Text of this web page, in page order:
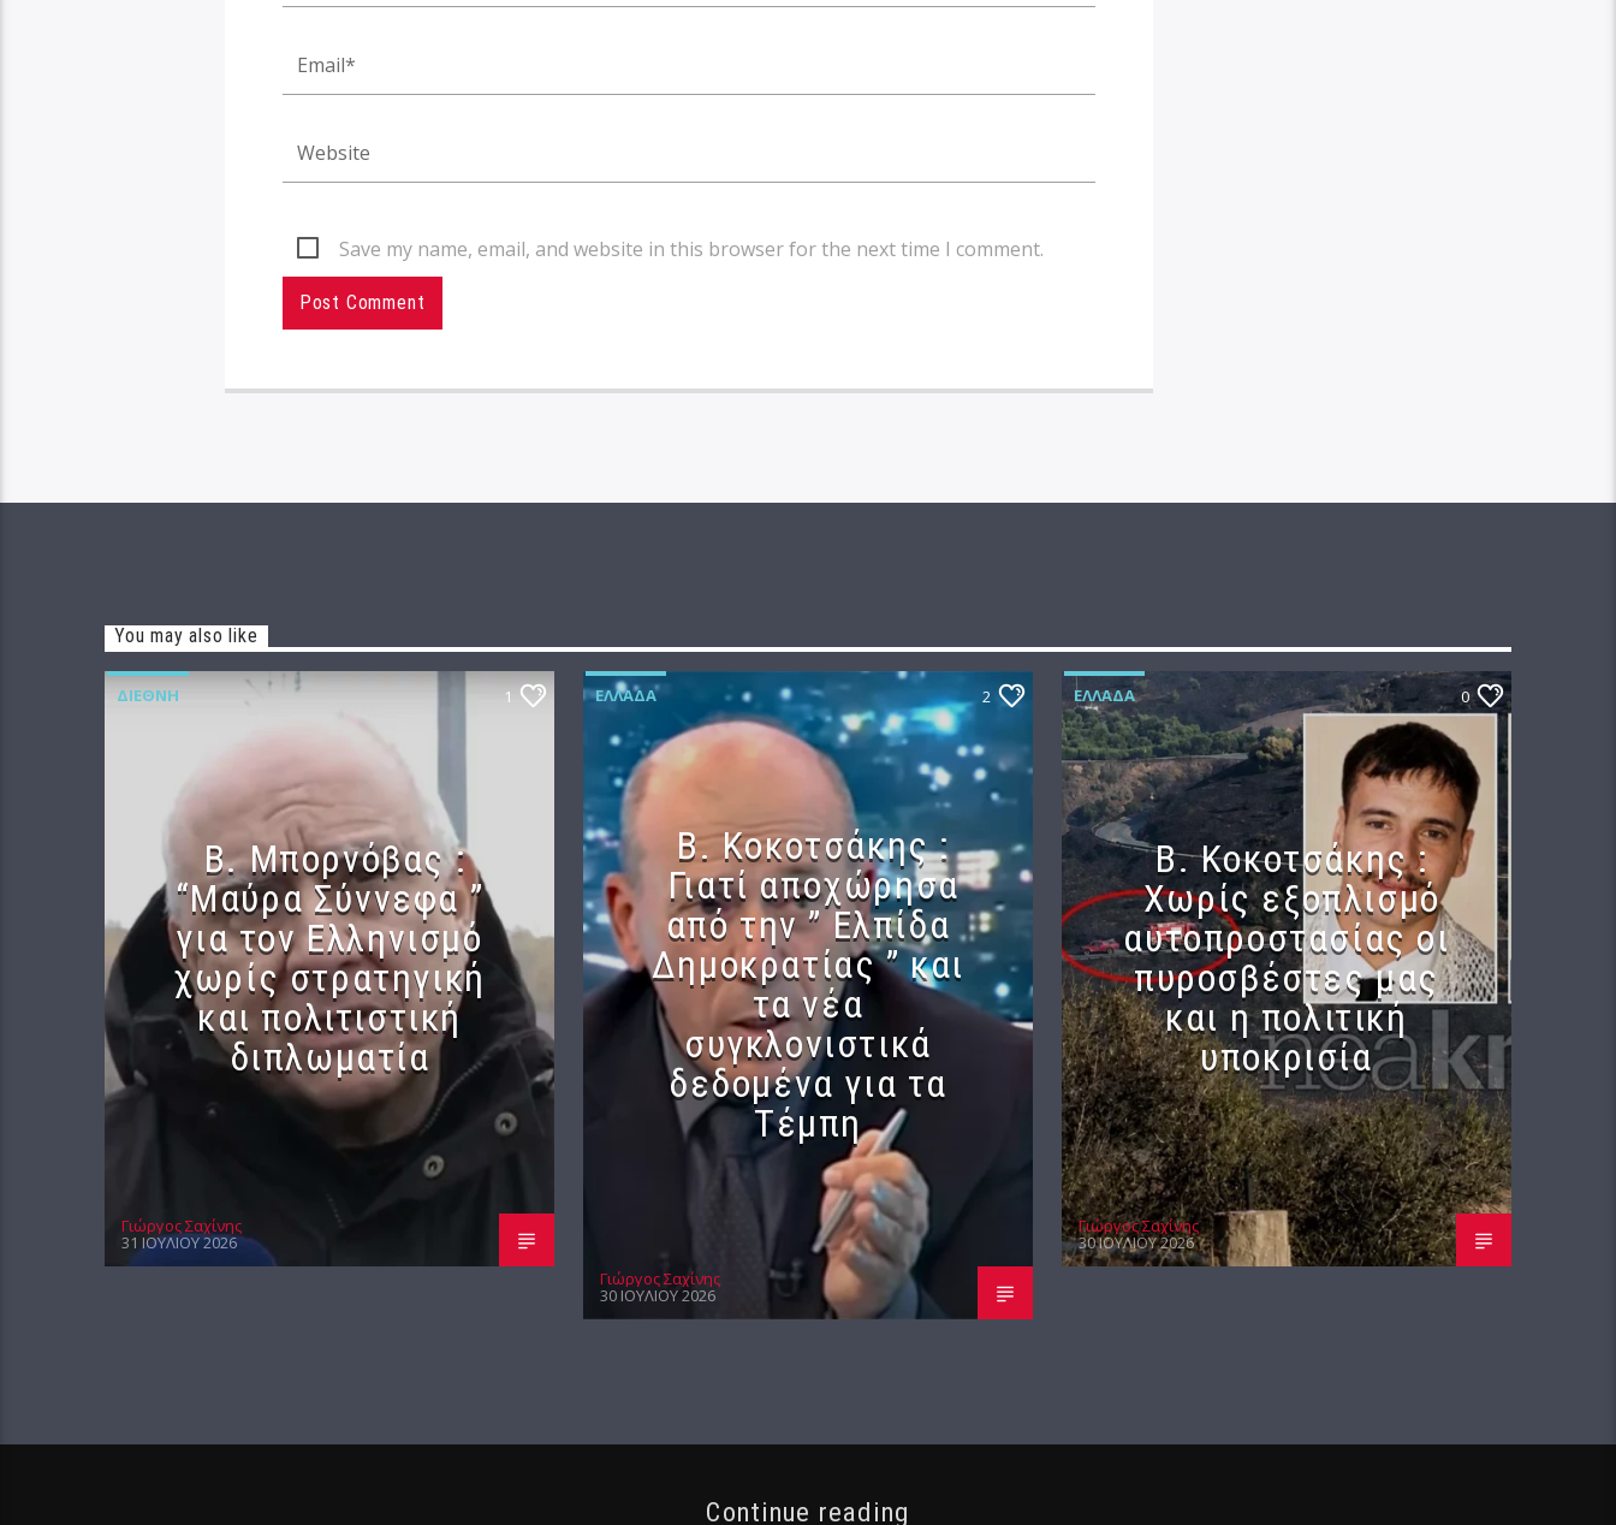
Save my name, email, and website in this browser for the next time I comment.
You may also like
ΔΙΕΘΝΉ 1
B. Μπορνόβας :
“Μαύρα Σύννεφα ”
για τον Ελληνισμό
χωρίς στρατηγική
και πολιτιστική
διπλωματία
Γιώργος Σαχίνης
31 ΙΟΥΛΊΟΥ 2026
ΕΛΛΆΔΑ 2
Β. Κοκοτσάκης :
Γιατί αποχώρησα
από την ” Ελπίδα
Δημοκρατίας ” και
τα νέα
συγκλονιστικά
δεδομένα για τα
Τέμπη
Γιώργος Σαχίνης
30 ΙΟΥΛΊΟΥ 2026
ΕΛΛΆΔΑ 0
Β. Κοκοτσάκης :
Χωρίς εξοπλισμό
αυτοπροστασίας οι
πυροσβέστες μας
και η πολιτική
υποκρισία
Γιώργος Σαχίνης
30 ΙΟΥΛΊΟΥ 2026
Continue reading